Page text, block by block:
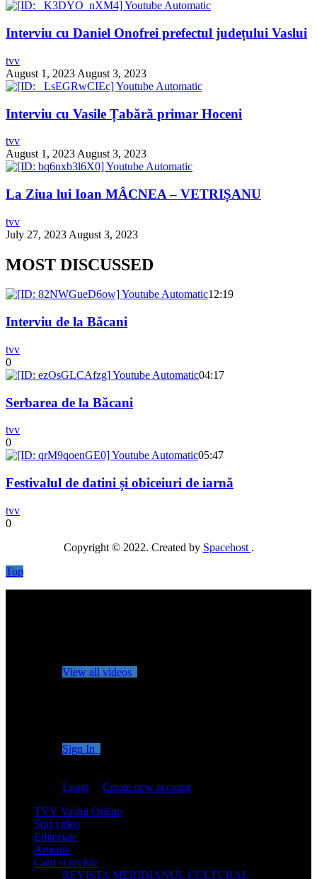
Interviu cu Daniel Onofrei prefectul județului Vaslui
tvv
August 1, 2023 August 3, 2023
Interviu cu Vasile Țabără primar Hoceni
tvv
August 1, 2023 August 3, 2023
La Ziua lui Ioan MÂCNEA – VETRIȘANU
tvv
July 27, 2023 August 3, 2023
MOST DISCUSSED
12:19
Interviu de la Băcani
tvv
0
04:17
Serbarea de la Băcani
tvv
0
05:47
Festivalul de datini și obiceiuri de iarnă
tvv
0
Copyright © 2022. Created by Spacehost .
Top
View all videos
Sign In
Login
Create new account
TVV Vaslui Online
Stiri video
Editoriale
Articole
Carti si reviste
REVISTA MERIDIANUL CULTURAL